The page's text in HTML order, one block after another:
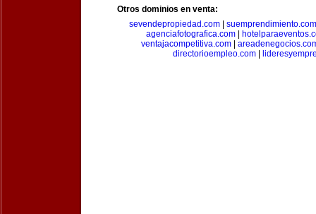
Otros dominios en venta:
sevendepropiedad.com| suemprendimiento.com
agenciafotografica.com|
ventajacompetitiva.com
directorioempleo.com|